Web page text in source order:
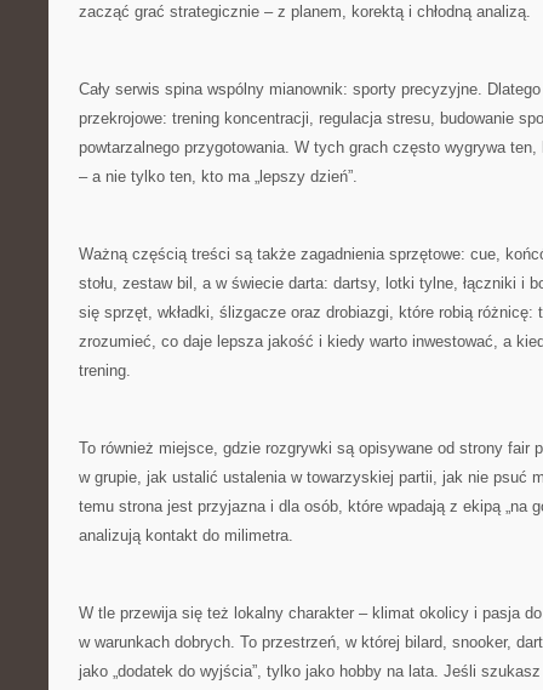
zacząć grać strategicznie – z planem, korektą i chłodną analizą.
Cały serwis spina wspólny mianownik: sporty precyzyjne.
przekrojowe: trening koncentracji, regulacja stresu, budowanie
powtarzalnego przygotowania. W tych grach często wygrywa
– a nie tylko ten, kto ma „lepszy dzień”.
Ważną częścią treści są także zagadnienia sprzętowe: cue,
stołu, zestaw bil, a w świecie darta: dartsy, lotki tylne, łączniki i
się sprzęt, wkładki, ślizgacze oraz drobiazgi, które robią różnicę:
zrozumieć, co daje lepsza jakość i kiedy warto inwestować, a
trening.
To również miejsce, gdzie rozgrywki są opisywane od strony fair
w grupie, jak ustalić ustalenia w towarzyskiej partii, jak nie psuć
temu strona jest przyjazna i dla osób, które wpadają z ekipą „na
analizują kontakt do milimetra.
W tle przewija się też lokalny charakter – klimat okolicy i pasja
w warunkach dobrych. To przestrzeń, w której bilard, snooker,
jako „dodatek do wyjścia”, tylko jako hobby na lata. Jeśli